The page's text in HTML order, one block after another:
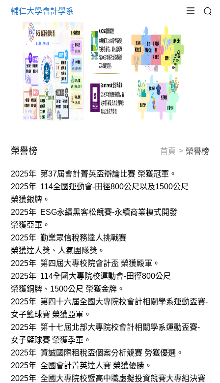
輔仁大學會計學系
榮譽榜 首頁 榮譽榜
2025年 第37屆會計菁英盃辯論比賽 榮獲冠軍。
2025年 114全國運動會-田徑800公尺以及1500公尺
榮獲銀牌。
2025年 ESG永續黑客松競賽-永續商業模式開發
榮獲亞軍。
2025年 勤業眾信稅務達人挑戰賽
榮獲達人獎、人氣團隊獎。
2025年 第四屆大專校院會計盃 榮獲殿軍。
2025年 114全國大專院校運動會-田徑800公尺
榮獲銅牌、 1500公尺 榮獲金牌。
2025年 第四十六屆全國大專院校會計相關學系運動盃賽-
女子籃球賽 榮獲亞軍。
2025年 第十七屆北部大專院校會計相關學系運動盃賽-
女子籃球賽 榮獲季軍。
2025年 資誠國際租稅盃個案分析競賽 勞獲優選。
2025年 全國會計菁英達人賽 榮獲優勝。
2025年 全國大專院校暨高中職虛擬投資競賽大專組決賽